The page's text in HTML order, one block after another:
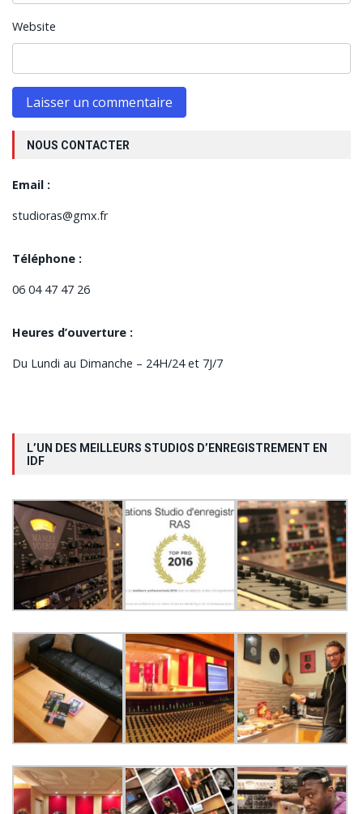
Website
NOUS CONTACTER
Email :
studioras@gmx.fr
Téléphone :
06 04 47 47 26
Heures d’ouverture :
Du Lundi au Dimanche – 24H/24 et 7J/7
L’UN DES MEILLEURS STUDIOS D’ENREGISTREMENT EN
IDF